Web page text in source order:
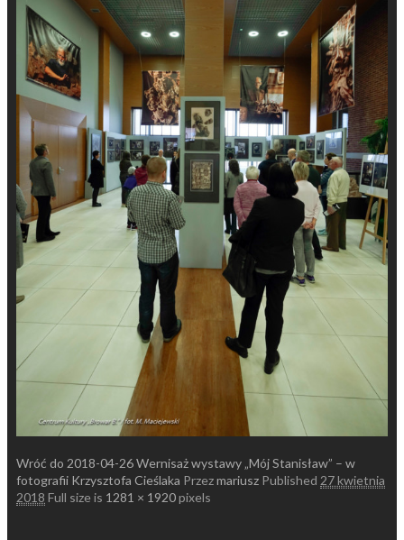
Wróć do 2018-04-26 Wernisaż wystawy „Mój Stanisław” – w
fotografii Krzysztofa Cieślaka Przezmariusz Published 27 kwietnia
2018 Full size is 1281 × 1920pixels